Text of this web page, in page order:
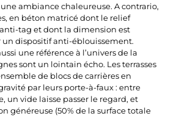
ambiance chaleureuse. A contrario,
en béton matricé dont le relief
tag et dont la dimension est
dispositif anti-éblouissement.
une référence à l’univers de la
sont un lointain écho. Les terrasses
de blocs de carrières en
par leurs porte-à-faux : entre
un vide laisse passer le regard, et
généreuse (50% de la surface totale